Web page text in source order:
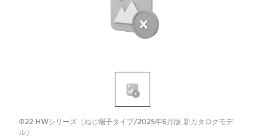
Φ22 HWシリーズ（ねじ端子タイプ/2025年6月版 新カタログモデ
ル）